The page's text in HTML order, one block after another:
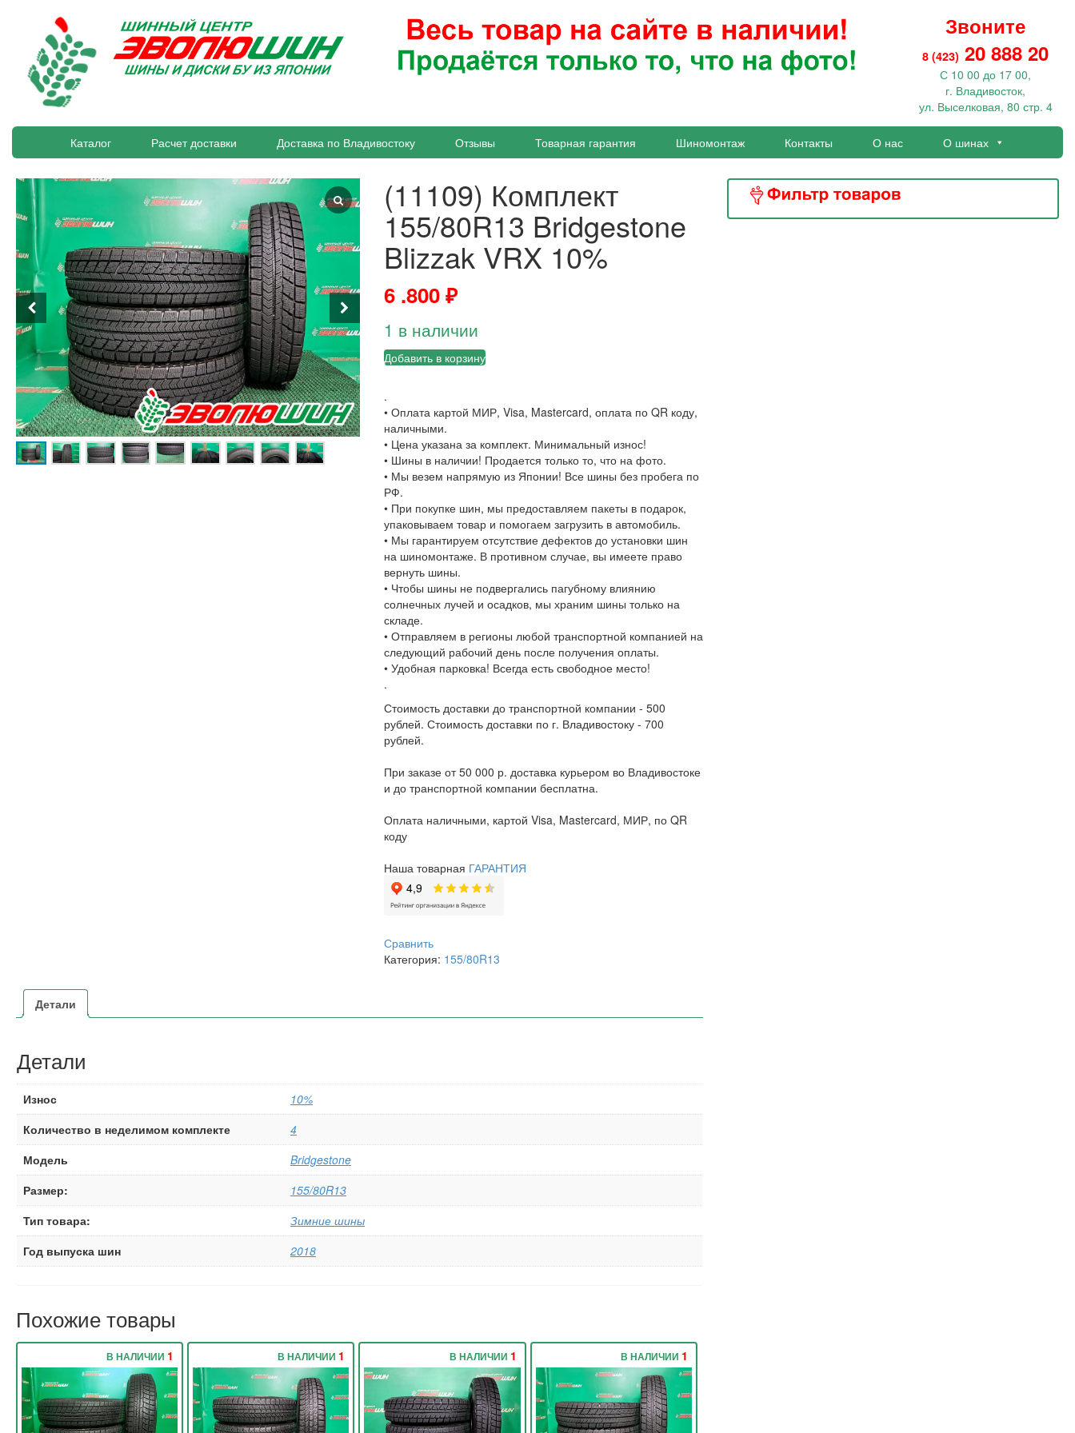
Звоните
8 (423) 20 888 20
С 10 00 до 17 00,
г. Владивосток,
ул. Выселковая, 80 стр. 4
Каталог Расчет доставки Доставка по Владивостоку Отзывы Товарная гарантия Шиномонтаж Контакты О нас О шинах
(11109) Комплект
155/80R13 Bridgestone
Blizzak VRX 10%
6 .800₽
1 в наличии
Добавить в корзину
.
• Оплата картой МИР, Visa, Mastercard, оплата по QR коду,
наличными.
• Цена указана за комплект. Минимальный износ!
• Шины в наличии! Продается только то, что на фото.
• Мы везем напрямую из Японии! Все шины без пробега по
РФ.
• При покупке шин, мы предоставляем пакеты в подарок,
упаковываем товар и помогаем загрузить в автомобиль.
• Мы гарантируем отсутствие дефектов до установки шин
на шиномонтаже. В противном случае, вы имеете право
вернуть шины.
• Чтобы шины не подвергались пагубному влиянию
солнечных лучей и осадков, мы храним шины только на
складе.
• Отправляем в регионы любой транспортной компанией на
следующий рабочий день после получения оплаты.
• Удобная парковка! Всегда есть свободное место!
.
Стоимость доставки до транспортной компании - 500
рублей. Стоимость доставки по г. Владивостоку - 700
рублей.
При заказе от 50 000 р. доставка курьером во Владивостоке
и до транспортной компании бесплатна.
Оплата наличными, картой Visa, Mastercard, МИР, по QR
коду
Наша товарная ГАРАНТИЯ
Сравнить
Категория: 155/80R13
Детали
Детали
Износ
10%
Количество в неделимом комплекте
4
Модель
Bridgestone
Размер:
155/80R13
Тип товара:
Зимние шины
Год выпуска шин
2018
Похожие товары
В НАЛИЧИИ 1 В НАЛИЧИИ 1 В НАЛИЧИИ 1 В НАЛИЧИИ 1